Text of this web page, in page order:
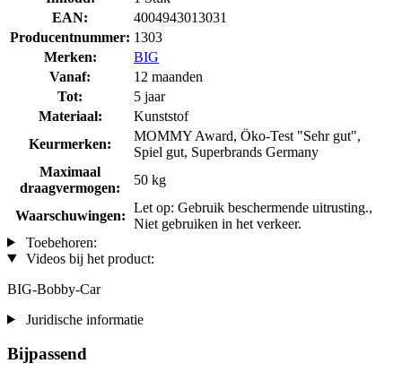
EAN:
4004943013031
Producentnummer: 1303
Merken:
BIG
Vanaf:
12 maanden
Tot:
5 jaar
Materiaal:
Kunststof
Keurmerken:
MOMMY Award, Öko-Test "Sehr gut",
Spiel gut, Superbrands Germany
Maximaal
draagvermogen:
50 kg
Waarschuwingen:
Let op: Gebruik beschermende uitrusting.,
Niet gebruiken in het verkeer.
Toebehoren:
Videos bij het product:
BIG-Bobby-Car
Juridische informatie
Bijpassend